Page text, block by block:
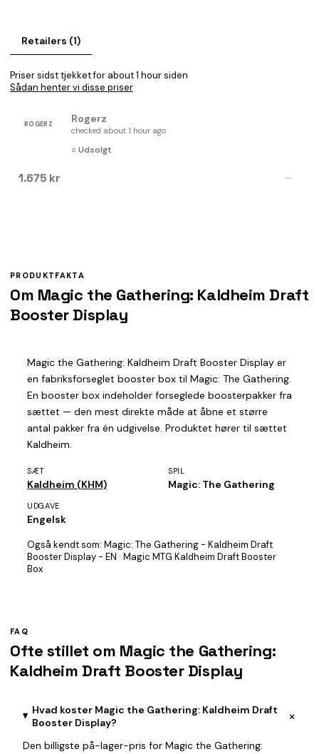
Retailers (1)
Priser sidst tjekket for about 1 hour siden
Sådan henter vi disse priser
ROGERZ Rogerz
checked about 1 hour ago
○ Udsolgt
1.675 kr —
PRODUKTFAKTA
Om Magic the Gathering: Kaldheim Draft
Booster Display
Magic the Gathering: Kaldheim Draft Booster Display er
en fabriksforseglet booster box til Magic: The Gathering.
En booster box indeholder forseglede boosterpakker fra
sættet — den mest direkte måde at åbne et større
antal pakker fra én udgivelse. Produktet hører til sættet
Kaldheim.
SÆT
Kaldheim (KHM)
SPIL
Magic: The Gathering
UDGAVE
Engelsk
Også kendt som: Magic: The Gathering - Kaldheim Draft
Booster Display - EN · Magic MTG Kaldheim Draft Booster
Box
FAQ
Ofte stillet om Magic the Gathering:
Kaldheim Draft Booster Display
Hvad koster Magic the Gathering: Kaldheim Draft
Booster Display?
+
Den billigste på-lager-pris for Magic the Gathering: